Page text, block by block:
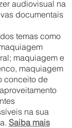
audiovisual na
documentais
temas como
maquiagem e
maquiagem
conceito de
na sua
Saiba mais